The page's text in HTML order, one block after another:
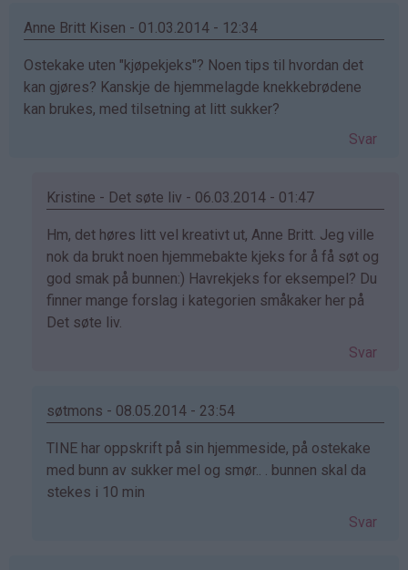
Tina
bekreftet)
Anne Britt Kisen - 01.03.2014 - 12:34
Ostekake uten "kjøpekjeks"? Noen tips til hvordan det
kan gjøres? Kanskje de hjemmelagde knekkebrødene
kan brukes, med tilsetning at litt sukker?
Svar
Kristine - Det søte liv - 06.03.2014 - 01:47
Som
svar
på
av
Anne
bekreftet)
Hm, det høres litt vel kreativt ut, Anne Britt. Jeg ville
nok da brukt noen hjemmebakte kjeks for å få søt og
god smak på bunnen:) Havrekjeks for eksempel? Du
finner mange forslag i kategorien småkaker her på
Det søte liv.
Svar
søtmons - 08.05.2014 - 23:54
Som
svar
på
TINE har oppskrift på sin hjemmeside, på ostekake
med bunn av sukker mel og smør.. . bunnen skal da
stekes i 10 min
Svar